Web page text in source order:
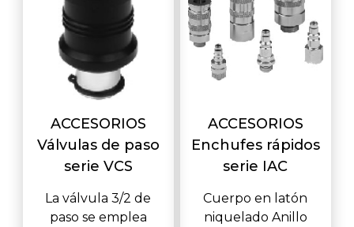
ACCESORIOS
Válvulas de paso
serie VCS
La válvula 3/2 de
paso se emplea
ACCESORIOS
Enchufes rápidos
serie IAC
Cuerpo en latón
niquelado Anillo